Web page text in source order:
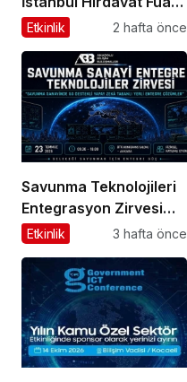
Küresel Ticaretin Yeni
Hazırlanıyor
Etkinlik 2 hafta önce
Savunma Teknolojileri
Entegrasyon Zirvesi
Ankara’da
Etkinlik 3 hafta önce